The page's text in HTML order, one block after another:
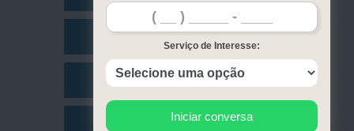
Contato
Mapa do site
Serviço de Interesse:
Iniciar conversa